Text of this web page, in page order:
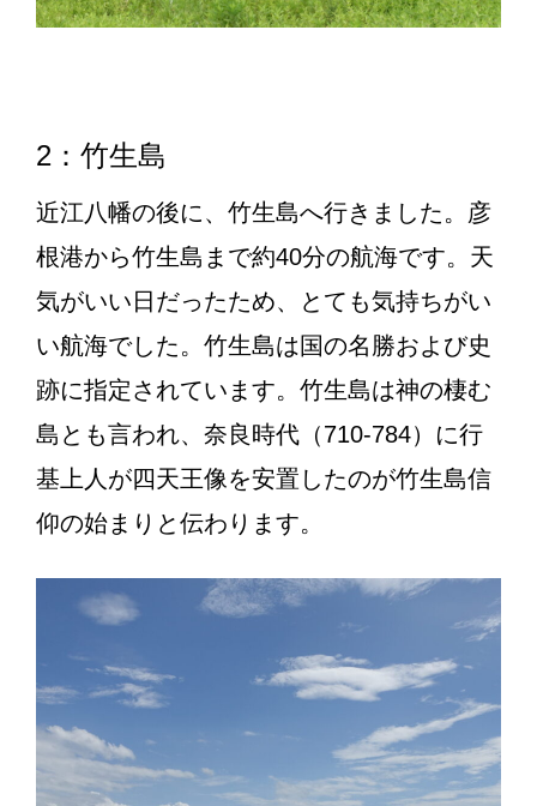
2：竹生島
近江八幡の後に、竹生島へ行きました。彦
根港から竹生島まで約40分の航海です。天
気がいい日だったため、とても気持ちがい
い航海でした。竹生島は国の名勝および史
跡に指定されています。竹生島は神の棲む
島とも言われ、奈良時代（710-784）に行
基上人が四天王像を安置したのが竹生島信
仰の始まりと伝わります。